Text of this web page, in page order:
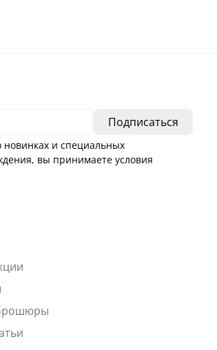
и специальных
вы принимаете условия